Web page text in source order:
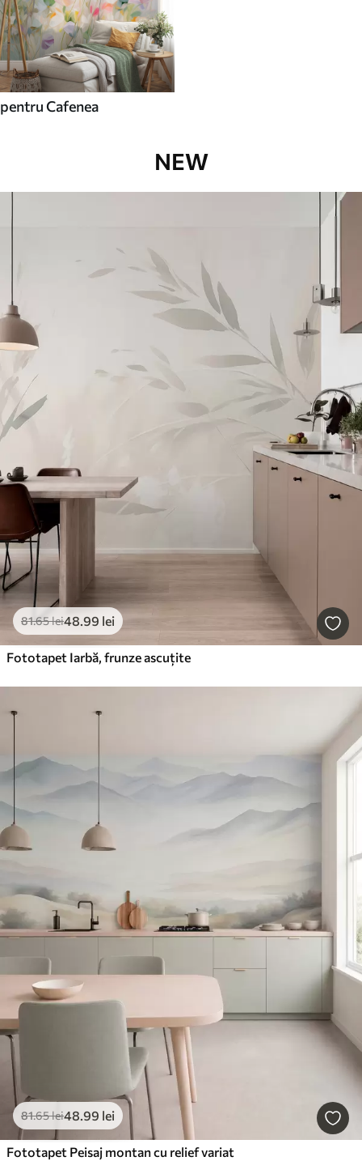
pentru Cafenea
NEW
81.65lei48.99 lei
Fototapet Iarbă, frunze ascuțite
81.65lei48.99 lei
Fototapet Peisaj montan cu relief variat